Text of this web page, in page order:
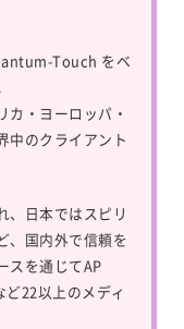
Touch をベ
カ・ヨーロッパ・
中のクライアント
、日本ではスピリ
、国内外で信頼を
スを通じてAP
22以上のメディ